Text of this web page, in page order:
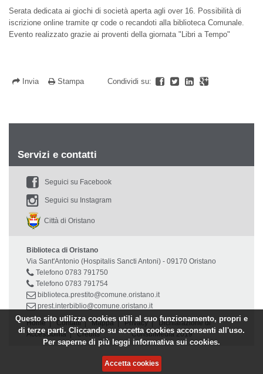
Questo sito utilizza cookies utili al suo funzionamento, propri e
di terze parti. Cliccando su accetta cookies acconsenti all'uso.
Per saperne di più leggi informativa sui cookies.
Accetta cookies
Serata dedicata ai giochi di società aperta agli over 16. Possibilità di
iscrizione online tramite qr code o recandoti alla biblioteca Comunale.
Evento realizzato grazie ai proventi della giornata "Libri a Tempo"
Invia Stampa Condividi su:
Servizi e contatti
Seguici su Facebook
Seguici su Instagram
Città di Oristano
Biblioteca di Oristano
Via Sant'Antonio (Hospitalis Sancti Antoni) - 09170 Oristano
Telefono 0783 791750
Telefono 0783 791754
biblioteca.prestito@comune.oristano.it
prest.interbiblio@comune.oristano.it
Home|Contatti|Mappa|Privacy| Dichiarazione di
Accessibilità |Credits ConsulMedia 2019